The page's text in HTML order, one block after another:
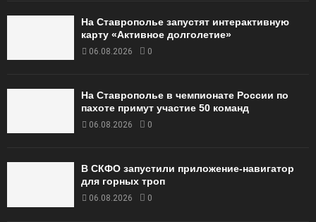
На Ставрополье запустят интерактивную
карту «Активное долголетие»
06.08.2026 0
На Ставрополье в чемпионате России по
пахоте примут участие 50 команд
06.08.2026 0
В СКФО запустили приложение-навигатор
для горных троп
06.08.2026 0